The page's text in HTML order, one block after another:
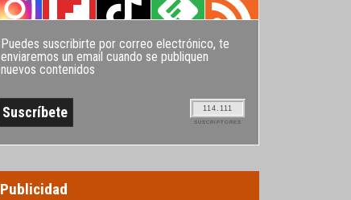
Puedes suscribirte por correo electrónico, te
enviaremos un email cuando se publiquen
nuevos contenidos
114.111
SUSCRIPTORES
Publicidad